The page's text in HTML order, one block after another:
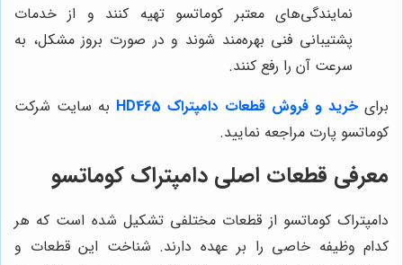
نمایندگی‌های معتبر کوماتسو تهیه کنند و از خدمات
پشتیبانی فنی بهره‌مند شوند و در صورت بروز مشکل، به
سرعت آن را رفع کنند.
برایخرید و فروش قطعات دامپتراک HD465
به سایت شرکت
کوماتسو پارت مراجعه نمایید.
معرفی قطعات اصلی دامپتراک کوماتسو
دامپتراک کوماتسو از قطعات مختلفی تشکیل شده است که هر
کدام وظیفه خاصی را بر عهده دارند. شناخت این قطعات و